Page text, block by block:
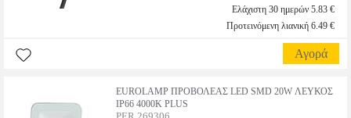
Ελάχιστη 30 ημερών 5.83 €
Προτεινόμενη λιανική 6.49 €
Αγορά
EUROLAMP ΠΡΟΒΟΛΕΑΣ LED SMD 20W ΛΕΥΚΟΣ
IP66 4000K PLUS